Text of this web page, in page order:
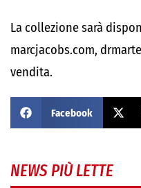
La collezione sarà
marcjacobs.com,
vendita.
Facebook
NEWS PIÙ LETTE